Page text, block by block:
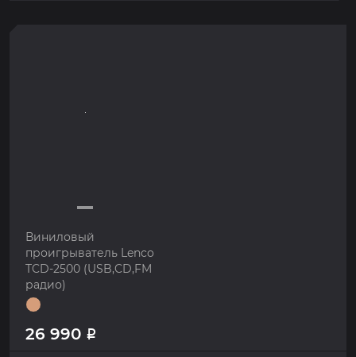
Виниловый
проигрыватель Lenco
TCD-2500 (USB,CD,FM
радио)
26 990 Р